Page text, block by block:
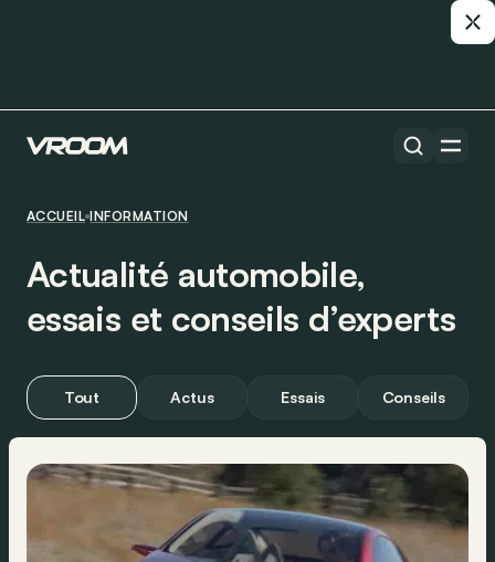
ACCUEIL INFORMATION
Actualité automobile,
essais et conseils d’experts
Tout Actus Essais Conseils